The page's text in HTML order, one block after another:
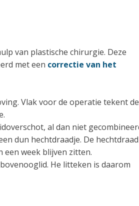
van plastische chirurgie. Deze
met een correctie van het
Vlak voor de operatie tekent de
al dan niet
dun hechtdraadje. De hechtdraad
een week blijven zitten.
He litteken is daarom